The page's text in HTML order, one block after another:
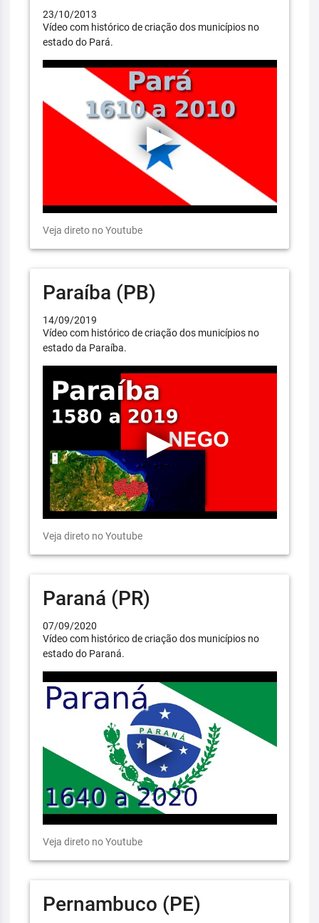
23/10/2013
Vídeo com histórico de criação dos municípios no
estado do Pará.
Veja direto no Youtube
Paraíba (PB)
14/09/2019
Vídeo com histórico de criação dos municípios no
estado da Paraíba.
Veja direto no Youtube
Paraná (PR)
07/09/2020
Vídeo com histórico de criação dos municípios no
estado do Paraná.
Veja direto no Youtube
Pernambuco (PE)